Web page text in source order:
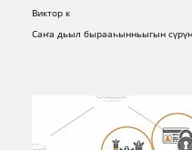
Виктор к
Саҥа дьыл бырааһынньыгын